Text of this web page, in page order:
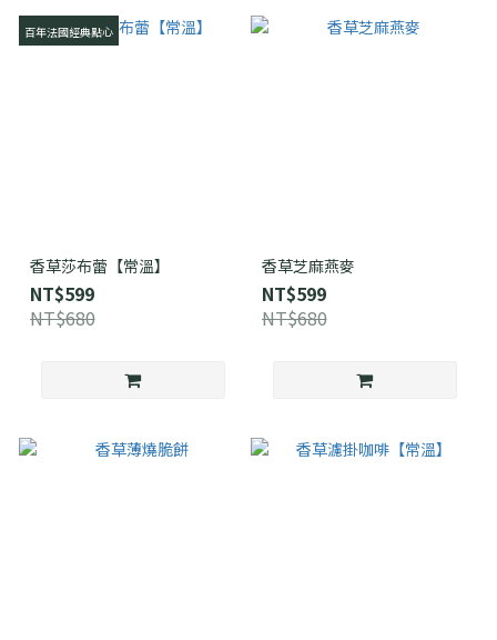
百年法國經典點心
香草莎布蕾【常溫】
NT$599
NT$680
香草芝麻燕麥
NT$599
NT$680